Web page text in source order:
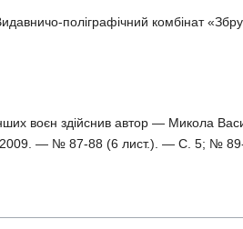
поліграфічний комбінат
воєн здійснив автор — Микола
— 2009. — № 87-88 (6 лист.). — С. 5; №